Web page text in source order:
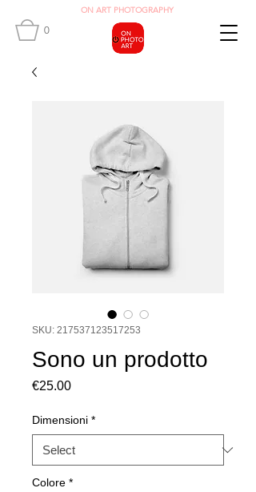
0
ON ART PHOTOGRAPHY
SKU: 217537123517253
Sono un prodotto
€25.00Price
Dimensioni *
Colore *